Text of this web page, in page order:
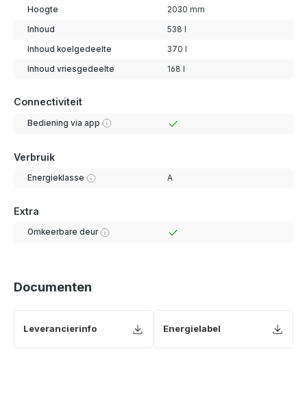
Hoogte 2030 mm
Inhoud 538 l
Inhoud koelgedeelte 370 l
Inhoud vriesgedeelte 168 l
Connectiviteit
Bediening via app
Verbruik
Energieklasse A
Extra
Omkeerbare deur
Documenten
Leverancierinfo Energielabel